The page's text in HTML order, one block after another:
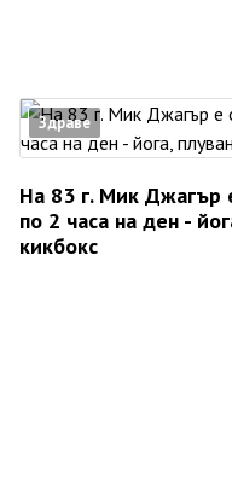
Здраве
На 83 г. Мик Джагър
по 2 часа на ден -
кикбокс